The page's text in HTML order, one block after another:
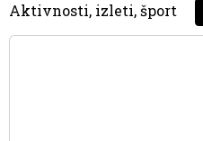
Aktivnosti, izleti, šport